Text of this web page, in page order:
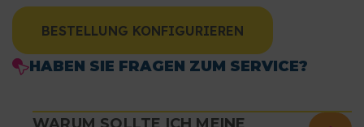
BESTELLUNG KONFIGURIEREN
HABEN SIE FRAGEN ZUM SERVICE?
WARUM SOLLTE ICH MEINE